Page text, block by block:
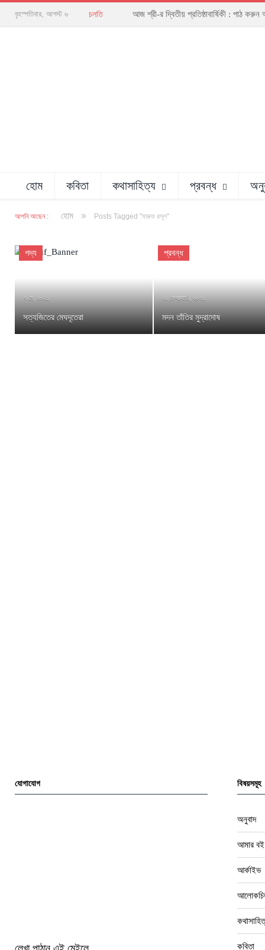
বৃহস্পতিবার, আগস্ট ৬ চলতি আজ শ্রী-র দ্বিতীয় প্রতিষ্ঠাবার্ষিকী : পাঠ
হোম কবিতা কথাসাহিত্য প্রবন্ধ
আপনি আছেন : হোম » Posts Tagged "মারুফ রসূল"
গদ্য
৭ মে, ২০২১
সত্যজিতের মেঘদূতেরা
প্রবন্ধ
২১ ফেব্রুয়ারি, ২০২১
মদন তাঁতির মুদ্রাদোষ
যোগাযোগ বিষয়সমূহ
অনুবাদ
আমার বই
আর্কাইভ
কবিতা